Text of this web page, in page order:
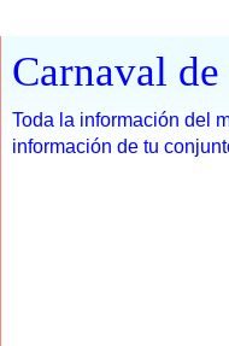
Carnaval
Toda la información del
información de tu